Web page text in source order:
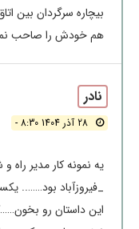
بیچاره سرگردان بین
هم خودش را صاحب
نادر
28 آذر 1404 8:30 -
یه نمونه کار مدیر راه
_فیروزآباد بود……..
این داستان رو